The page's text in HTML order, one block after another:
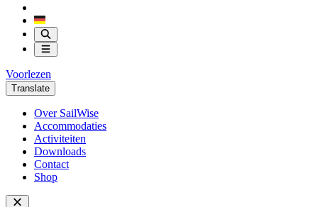
Voorlezen
Translate
Over SailWise
Accommodaties
Activiteiten
Downloads
Contact
Shop